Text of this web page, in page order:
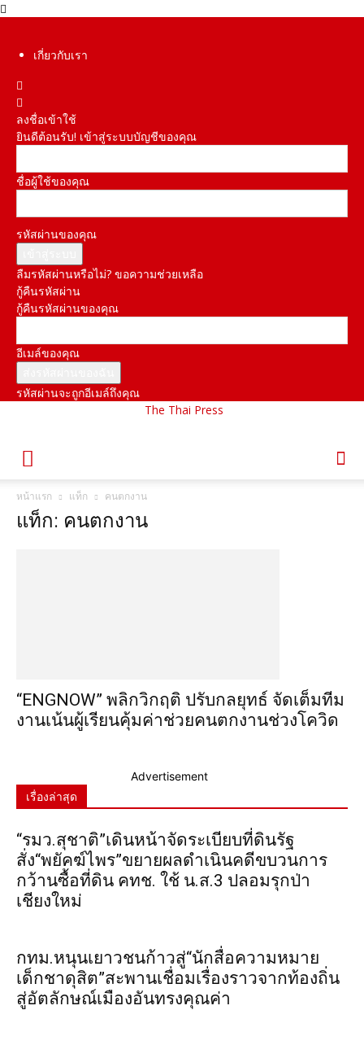
เกี่ยวกับเรา
ลงชื่อเข้าใช้
ยินดีต้อนรับ! เข้าสู่ระบบบัญชีของคุณ
ชื่อผู้ใช้ของคุณ
รหัสผ่านของคุณ
ลืมรหัสผ่านหรือไม่? ขอความช่วยเหลือ
กู้คืนรหัสผ่าน
กู้คืนรหัสผ่านของคุณ
อีเมล์ของคุณ
รหัสผ่านจะถูกอีเมล์ถึงคุณ
The Thai Press
หน้าแรก แท็ก คนตกงาน
แท็ก: คนตกงาน
“ENGNOW” พลิกวิกฤติ ปรับกลยุทธ์ จัดเต็มทีม
งานเน้นผู้เรียนคุ้มค่าช่วยคนตกงานช่วงโควิด
Advertisement
เรื่องล่าสุด
“รมว.สุชาติ”เดินหน้าจัดระเบียบที่ดินรัฐ
สั่ง“พยัคฆ์ไพร”ขยายผลดำเนินคดีขบวนการ
กว้านซื้อที่ดิน คทช. ใช้ น.ส.3 ปลอมรุกป่า
เชียงใหม่
กทม.หนุนเยาวชนก้าวสู่“นักสื่อความหมาย
เด็กชาดุสิต”สะพานเชื่อมเรื่องราวจากท้องถิ่น
สู่อัตลักษณ์เมืองอันทรงคุณค่า